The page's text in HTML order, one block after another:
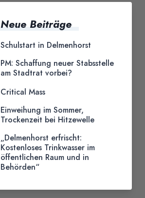
Neue Beiträge
Schulstart in Delmenhorst
PM: Schaffung neuer Stabsstelle
am Stadtrat vorbei?
Critical Mass
Einweihung im Sommer,
Trockenzeit bei Hitzewelle
„Delmenhorst erfrischt:
Kostenloses Trinkwasser im
öffentlichen Raum und in
Behörden“